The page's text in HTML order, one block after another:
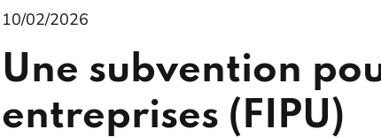
10/02/2026
Une subvention
entreprises (FIPU)